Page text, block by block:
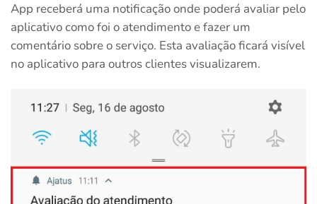
App receberá uma notificação onde poderá avaliar pelo
aplicativo como foi o atendimento e fazer um
comentário sobre o serviço. Esta avaliação ficará visível
no aplicativo para outros clientes visualizarem.